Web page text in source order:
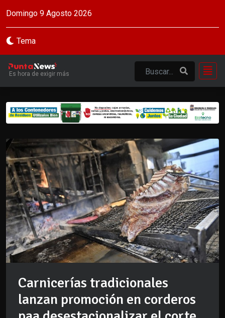
Domingo 9 Agosto 2026
Tema
Es hora de exigir más
Carnicerías tradicionales
lanzan promoción en corderos